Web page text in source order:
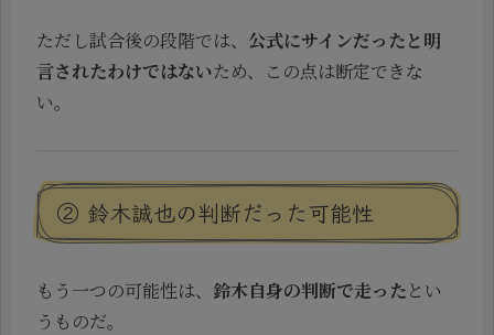
ただし試合後の段階では、 公式にサインだったと明
言されたわけではないため、この点は断定できな
い。
② 鈴木誠也の判断だった可能性
もう一つの可能性は、 鈴木自身の判断で走ったとい
うものだ。